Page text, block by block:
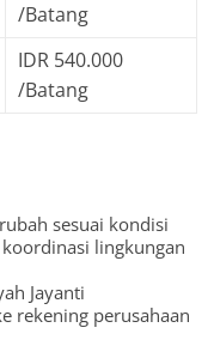
/Batang
IDR 540.000
/Batang
sesuai kondisi
lingkungan
Jayanti
rekening perusahaan